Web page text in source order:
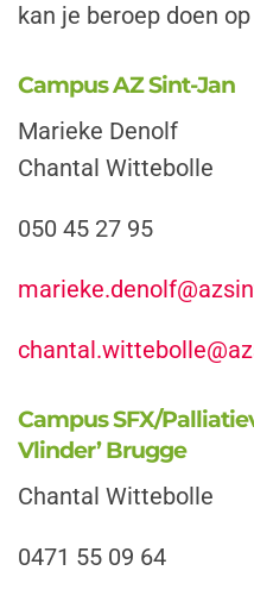
kan je beroep doen
Campus AZ Sint-Jan
Marieke Denolf
Chantal Wittebolle
050 45 27 95
Campus SFX/
Vlinder’ Brugge
Chantal Wittebolle
0471 55 09 64